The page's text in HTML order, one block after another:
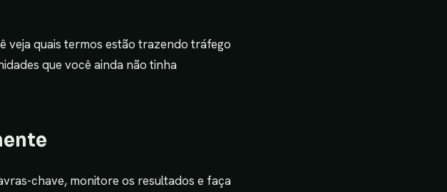
veja quais termos estão trazendo tráfego
que você ainda não tinha
chave, monitore os resultados e faça